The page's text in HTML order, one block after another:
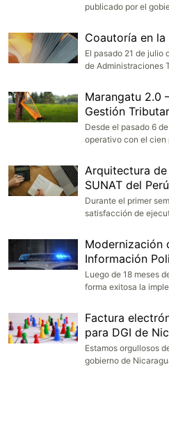
publicado por el
Coautoría en
El pasado 21 de julio
de Administraciones
Marangatu 2.0
Gestión
Desde el pasado 6
operativo con el
Arquitectura
SUNAT del Perú
Durante el primer
satisfacción de
Modernización
Información
Luego de 18 meses
forma exitosa la
Factura
para DGI de
Estamos orgullosos
gobierno de